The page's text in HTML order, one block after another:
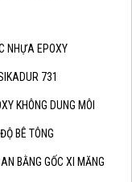
NHỰA EPOXY
731
KHÔNG DUNG MÔI
BÊ TÔNG
BẰNG GỐC XI MĂNG